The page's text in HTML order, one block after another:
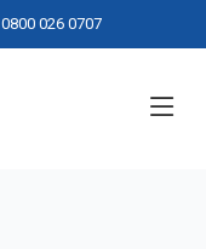
0800 026 0707